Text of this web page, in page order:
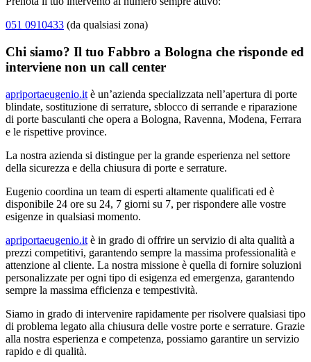
051 0910433 (da qualsiasi zona)
Chi siamo? Il tuo Fabbro a Bologna che risponde ed
interviene non un call center
apriportaeugenio.it è un’azienda specializzata nell’apertura di porte
blindate, sostituzione di serrature, sblocco di serrande e riparazione
di porte basculanti che opera a Bologna, Ravenna, Modena, Ferrara
e le rispettive province.
La nostra azienda si distingue per la grande esperienza nel settore
della sicurezza e della chiusura di porte e serrature.
Eugenio coordina un team di esperti altamente qualificati ed è
disponibile 24 ore su 24, 7 giorni su 7, per rispondere alle vostre
esigenze in qualsiasi momento.
apriportaeugenio.it è in grado di offrire un servizio di alta qualità a
prezzi competitivi, garantendo sempre la massima professionalità e
attenzione al cliente. La nostra missione è quella di fornire soluzioni
personalizzate per ogni tipo di esigenza ed emergenza, garantendo
sempre la massima efficienza e tempestività.
Siamo in grado di intervenire rapidamente per risolvere qualsiasi tipo
di problema legato alla chiusura delle vostre porte e serrature. Grazie
alla nostra esperienza e competenza, possiamo garantire un servizio
rapido e di qualità.